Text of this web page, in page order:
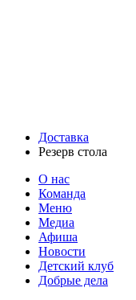
Доставка
Резерв стола
О нас
Команда
Меню
Медиа
Афиша
Новости
Детский клуб
Добрые дела